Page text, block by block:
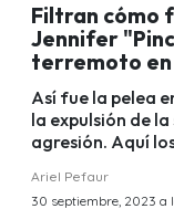
Filtran cómo
Jennifer
terremoto en
Así fue la pelea
la expulsión de
agresión. Aquí
Ariel Pefaur
30 septiembre, 2023 a